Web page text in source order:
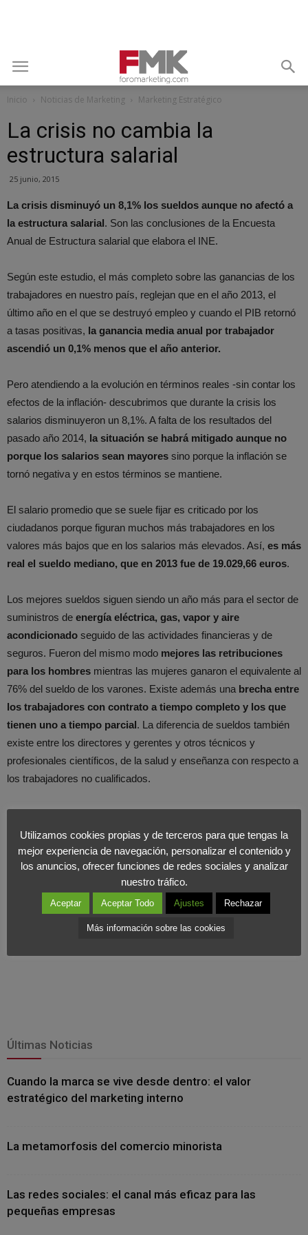
Inicio Noticias de Marketing Marketing Estratégico
La crisis no cambia la
estructura salarial
25 junio, 2015
La crisis disminuyó un 8,1% los sueldos aunque no afectó a
la estructura salarial. Son las conclusiones de la Encuesta
Anual de Estructura salarial que elabora el INE.
Según este estudio, el más completo sobre las ganancias de los
trabajadores en nuestro país, reglejan que en el año 2013, el
último año en el que se destruyó empleo y cuando el PIB retornó
a tasas positivas, la ganancia media anual por trabajador
ascendió un 0,1% menos que el año anterior.
Pero atendiendo a la evolución en términos reales -sin contar los
efectos de la inflación- descubrimos que durante la crisis los
salarios disminuyeron un 8,1%. A falta de los resultados del
pasado año 2014, la situación se habrá mitigado aunque no
porque los salarios sean mayores sino porque la inflación se
tornó negativa y en estos términos se mantiene.
El salario promedio que se suele fijar es criticado por los
ciudadanos porque figuran muchos más trabajadores en los
valores más bajos que en los salarios más elevados. Así, es más
real el sueldo mediano, que en 2013 fue de 19.029,66 euros.
Los mejores sueldos siguen siendo un año más para el sector de
suministros de energía eléctrica, gas, vapor y aire
acondicionado seguido de las actividades financieras y de
seguros. Fueron del mismo modo mejores las retribuciones
para los hombres mientras las mujeres ganaron el equivalente al
76% del sueldo de los varones. Existe además una brecha entre
los trabajadores con contrato a tiempo completo y los que
tienen uno a tiempo parcial. La diferencia de sueldos también
existe entre los directores y gerentes y otros técnicos y
profesionales científicos, de la salud y enseñanza con respecto a
los trabajadores no cualificados.
Consulta el artículo completo en
Últimas Noticias
Cuando la marca se vive desde dentro: el valor
estratégico del marketing interno
La metamorfosis del comercio minorista
Las redes sociales: el canal más eficaz para las
pequeñas empresas
Utilizamos cookies propias y de terceros para que tengas la
mejor experiencia de navegación, personalizar el contenido y
los anuncios, ofrecer funciones de redes sociales y analizar
nuestro tráfico.
Aceptar Aceptar Todo Ajustes Rechazar
Más información sobre las cookies